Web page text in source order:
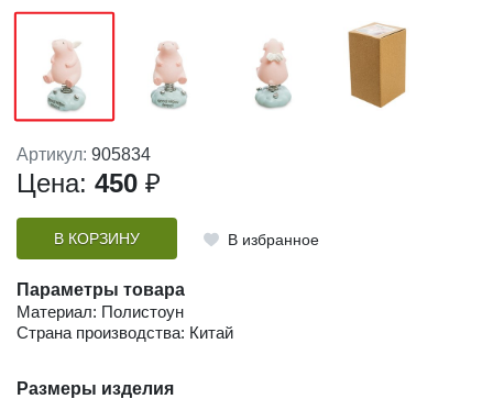
Артикул: 905834
Цена: 450 ₽
В КОРЗИНУ В избранное
Параметры товара
Материал: Полистоун
Страна производства: Китай
Размеры изделия